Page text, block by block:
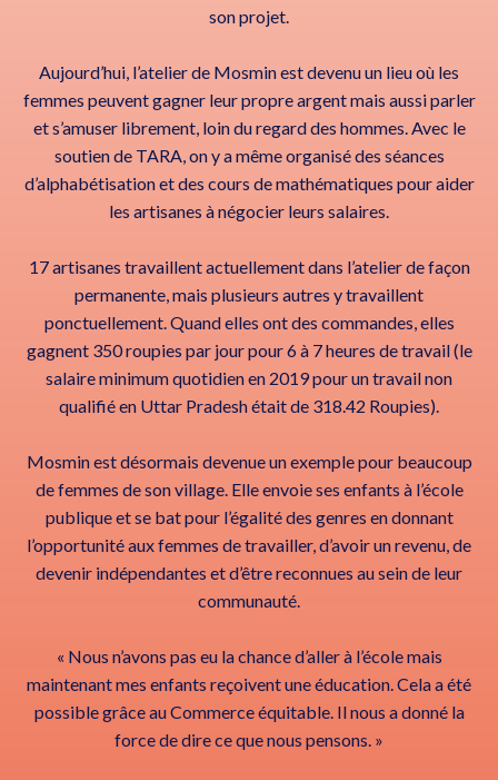
son projet.
Aujourd’hui, l’atelier de Mosmin est devenu un lieu où les
femmes peuvent gagner leur propre argent mais aussi parler
et s’amuser librement, loin du regard des hommes. Avec le
soutien de TARA, on y a même organisé des séances
d’alphabétisation et des cours de mathématiques pour aider
les artisanes à négocier leurs salaires.
17 artisanes travaillent actuellement dans l’atelier de façon
permanente, mais plusieurs autres y travaillent
ponctuellement. Quand elles ont des commandes, elles
gagnent 350 roupies par jour pour 6 à 7 heures de travail (le
salaire minimum quotidien en 2019 pour un travail non
qualifié en Uttar Pradesh était de 318.42 Roupies).
Mosmin est désormais devenue un exemple pour beaucoup
de femmes de son village. Elle envoie ses enfants à l’école
publique et se bat pour l’égalité des genres en donnant
l’opportunité aux femmes de travailler, d’avoir un revenu, de
devenir indépendantes et d’être reconnues au sein de leur
communauté.
« Nous n’avons pas eu la chance d’aller à l’école mais
maintenant mes enfants reçoivent une éducation. Cela a été
possible grâce au Commerce équitable. Il nous a donné la
force de dire ce que nous pensons. »